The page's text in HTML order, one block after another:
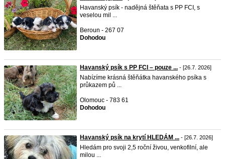
Havanský psík - nadějná štěňata s PP FCI, s
veselou mil ...
Beroun - 267 07
Dohodou
Havanský psík s PP FCI – pouze ... - [26.7. 2026]
Nabízíme krásná štěňátka havanského psíka s
průkazem pů ...
Olomouc - 783 61
Dohodou
Havanský psík na krytí HLEDÁM ... - [26.7. 2026]
Hledám pro svoji 2,5 roční živou, venkofilní, ale
milou ...